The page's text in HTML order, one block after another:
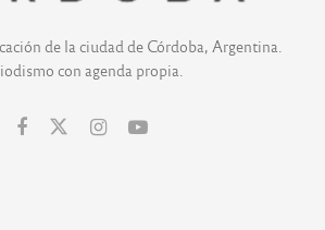
de la ciudad de Córdoba, Argentina.
con agenda propia.